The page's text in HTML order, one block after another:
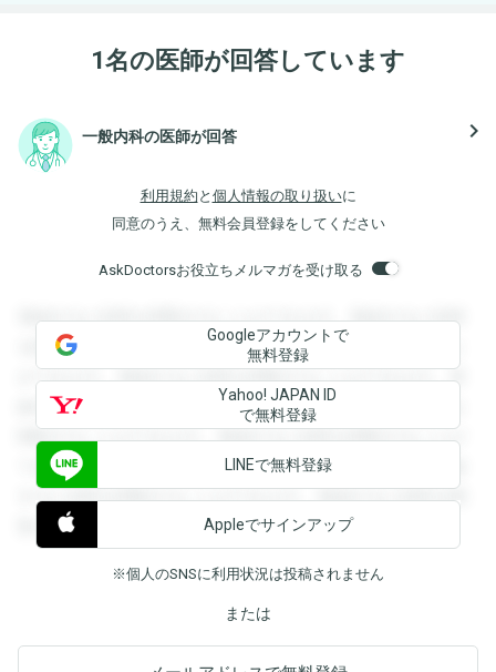
1名の医師が回答しています
一般内科の医師が回答 navigate_next
利用規約 と 個人情報の取り扱いに
同意のうえ、無料会員登録をしてください
AskDoctorsお役立ちメルマガを受け取る
登録すると回答を閲覧することができます。登録すると回答
を閲覧することができます。登録すると回答を閲覧すること
ができます。登録すると回答を閲覧することができます。登
録すると回答を閲覧することができます。登録すると回答を
閲覧することができます。登録すると回答を閲覧することが
できます。登録すると回答を閲覧することができます。登録
すると回答を閲覧することができます。登録すると回答を閲
覧することができます。
Googleアカウントで
無料登録
Yahoo! JAPAN ID
で無料登録
LINEで無料登録
Appleでサインアップ
※個人のSNSに利用状況は投稿されません
または